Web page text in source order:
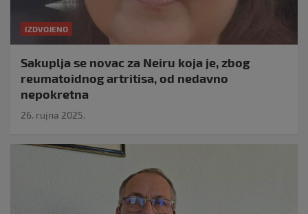
IZDVOJENO
Sakuplja se novac za Neiru koja je, zbog
reumatoidnog artritisa, od nedavno
nepokretna
26. rujna 2025.